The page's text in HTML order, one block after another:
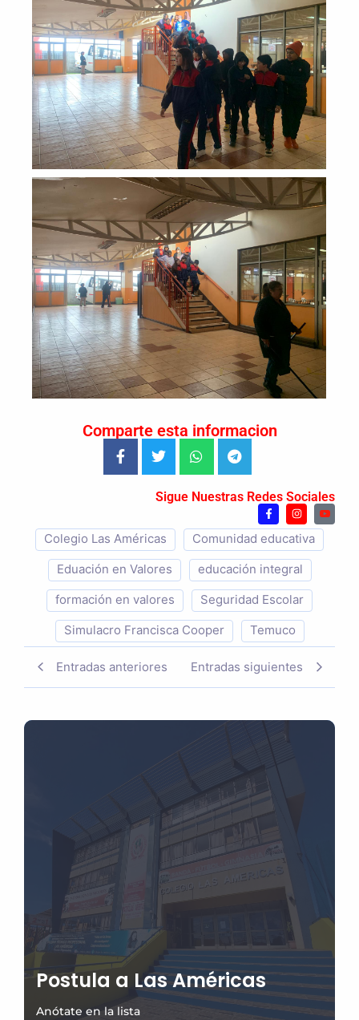
Comparte esta informacion
Sigue Nuestras Redes Sociales
Colegio Las Américas
Comunidad educativa
Eduación en Valores
educación integral
formación en valores
Seguridad Escolar
Simulacro Francisca Cooper
Temuco
Entradas anteriores Entradas siguientes
Postula a Las Américas
Anótate en la lista